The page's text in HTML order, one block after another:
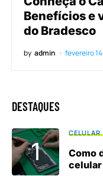
Benefícios e
do Bradesco
by admin fevereiro
DESTAQUES
CELULAR
Como
celular